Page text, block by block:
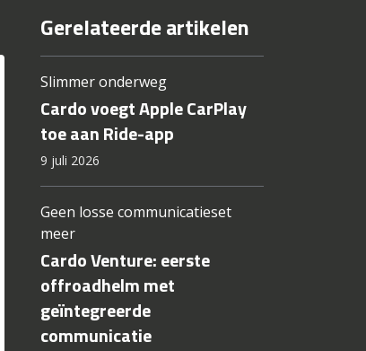
Gerelateerde artikelen
Slimmer onderweg
Cardo voegt Apple CarPlay
toe aan Ride-app
9 juli 2026
Geen losse communicatieset
meer
Cardo Venture: eerste
offroadhelm met
geïntegreerde
communicatie